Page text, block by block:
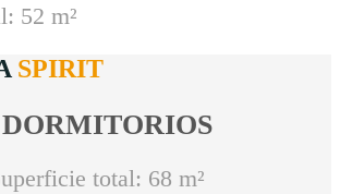
52 m²
SPIRIT
total: 68 m²